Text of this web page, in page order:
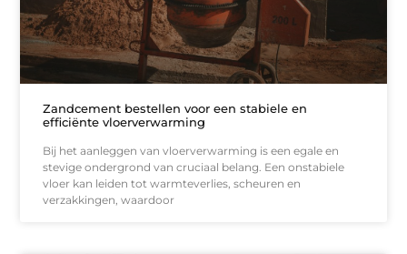
Zandcement bestellen voor een stabiele en
efficiënte vloerverwarming
Bij het aanleggen van vloerverwarming is een egale en
stevige ondergrond van cruciaal belang. Een onstabiele
vloer kan leiden tot warmteverlies, scheuren en
verzakkingen, waardoor